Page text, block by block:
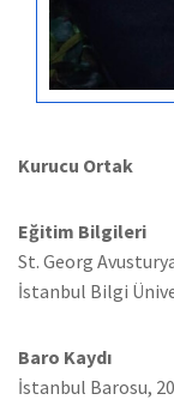
Kurucu Ortak
Eğitim Bilgileri
St. Georg
İstanbul Bilgi
Baro Kaydı
İstanbul Barosu,